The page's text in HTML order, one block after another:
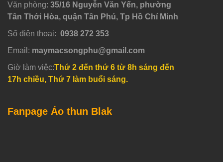
Văn phòng: 35/16 Nguyễn Văn Yến, phường
Tân Thới Hòa, quận Tân Phú, Tp Hồ Chí Minh
Số điện thoại: 0938 272 353
Email: maymacsongphu@gmail.com
Giờ làm việc:Thứ 2 đến thứ 6 từ 8h sáng đến
17h chiều, Thứ 7 làm buổi sáng.
Fanpage Áo thun Blak